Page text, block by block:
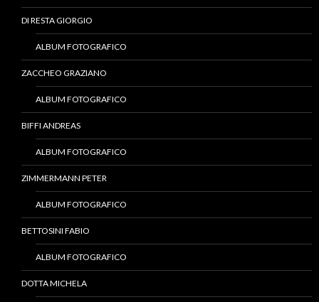
DI RESTA GIORGIO
ALBUM FOTOGRAFICO
ZACCHEO GRAZIANO
ALBUM FOTOGRAFICO
BIFFI ANDREAS
ALBUM FOTOGRAFICO
ZIMMERMANN PETER
ALBUM FOTOGRAFICO
BETTOSINI FABIO
ALBUM FOTOGRAFICO
DOTTA MICHELA